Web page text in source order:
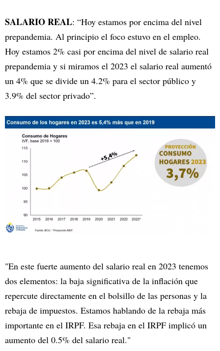
SALARIO REAL: “Hoy estamos por encima del nivel
prepandemia. Al principio el foco estuvo en el empleo.
Hoy estamos 2% casi por encima del nivel de salario real
prepandemia y si miramos el 2023 el salario real aumentó
un 4% que se divide un 4.2% para el sector público y
3.9% del sector privado”.
"En este fuerte aumento del salario real en 2023 tenemos
dos elementos: la baja significativa de la inflación que
repercute directamente en el bolsillo de las personas y la
rebaja de impuestos. Estamos hablando de la rebaja más
importante en el IRPF. Esa rebaja en el IRPF implicó un
aumento del 0.5% del salario real."